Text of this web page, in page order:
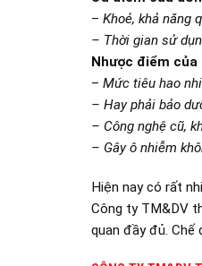
– Khoẻ, khả năng
– Thời gian sử
Nhược điểm của
– Mức tiêu hao
– Hay phải bảo
– Công nghệ cũ,
– Gây ô nhiễm
Hiện nay có rất
Công ty TM&DV
quan đầy đủ.